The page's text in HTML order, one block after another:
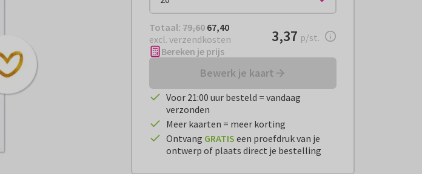
Totaal: € 67,40
Totaal: 79,60 67,40
excl. verzendkosten
€ 3,37per stuk
3,37 p/st.
Bereken je prijs
Bewerk je kaart
Voor 21:00 uur besteld = vandaag
verzonden
Meer kaarten = meer korting
Ontvang GRATIS een proefdruk van je
ontwerp of plaats direct je bestelling